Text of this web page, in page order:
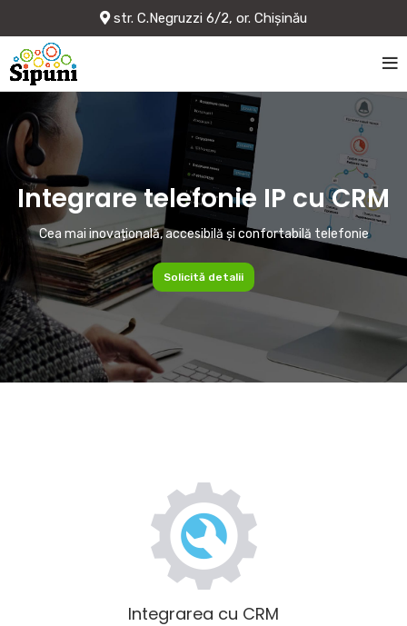
str. C.Negruzzi 6/2, or. Chișinău
Integrare telefonie IP cu CRM
Cea mai inovațională, accesibilă și confortabilă telefonie
Solicită detalii
Integrarea cu CRM